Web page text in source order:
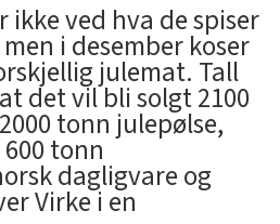
ved hva de spiser
i desember koser
julemat. Tall
det vil bli solgt 2100
tonn julepølse,
tonn
dagligvare og
Virke i en